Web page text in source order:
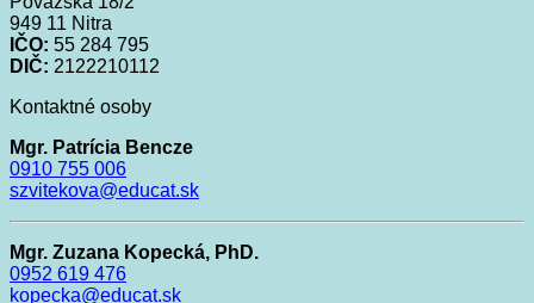
949 11 Nitra
IČO: 55 284 795
DIČ: 2122210112
Kontaktné osoby
Mgr. Patrícia Bencze
0910 755 006
szvitekova@educat.sk
Mgr. Zuzana Kopecká, PhD.
0952 619 476
kopecka@educat.sk